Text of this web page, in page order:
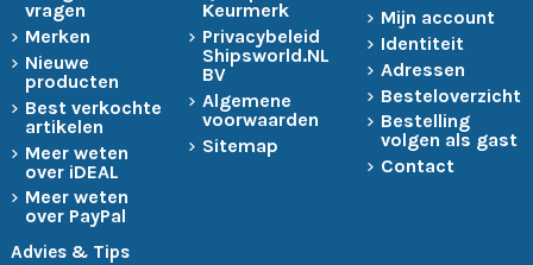
vragen
Merken
Nieuwe
producten
Best verkochte
artikelen
Meer weten
over iDEAL
Meer weten
over PayPal
Keurmerk
Privacybeleid
Shipsworld.NL
BV
Algemene
voorwaarden
Sitemap
Mijn account
Identiteit
Adressen
Besteloverzicht
Bestelling
volgen als gast
Contact
Advies & Tips